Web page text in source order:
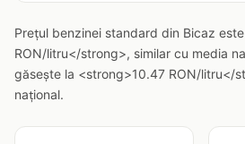
Prețul benzinei standard din Bicaz
RON/litru</strong>, similar cu media
găsește la <strong>10.47 RON/litru</
național.